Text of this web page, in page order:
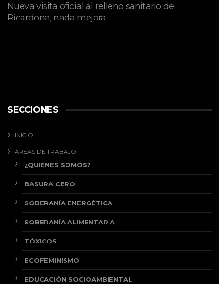
Nueva visita oficial al relleno sanitario de
Ricardone, nada mejora
SECCIONES
INICIO
ÁREAS DE TRABAJO
¿QUIÉNES SOMOS?
BASURA CERO
SOBERANÍA ENERGÉTICA
SOBERANÍA ALIMENTARIA
TÓXICOS
ECOFEMINISMO
EDUCACIÓN SOCIOAMBIENTAL